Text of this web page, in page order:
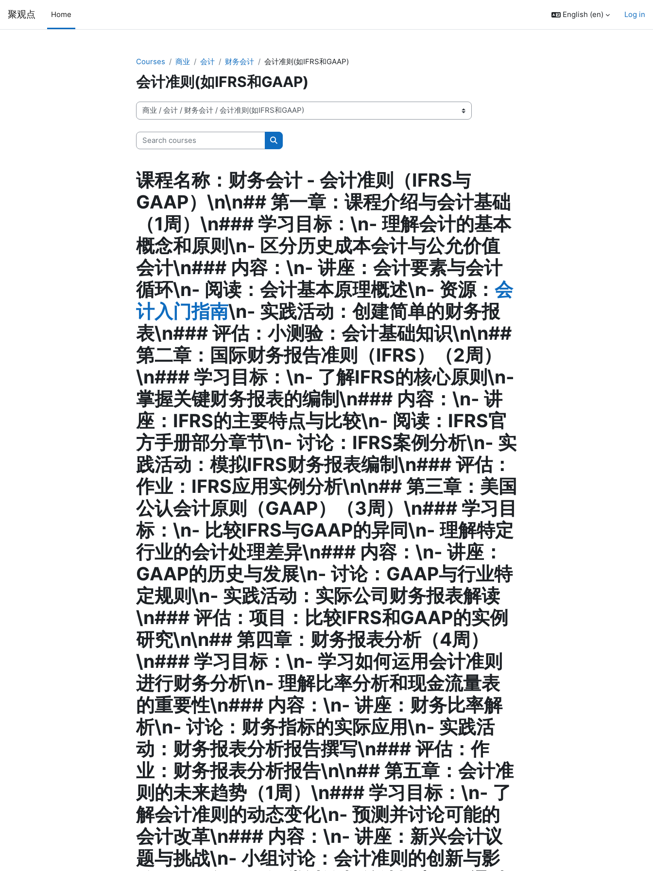
聚观点 Home English ‎(en)‎ Log in
Courses 商业 会计 财务会计 会计准则(如IFRS和GAAP)
会计准则(如IFRS和GAAP)
Course categories
Search courses
Search courses
课程名称：财务会计 - 会计准则（IFRS与
GAAP）\n\n## 第一章：课程介绍与会计基础
（1周）\n### 学习目标：\n- 理解会计的基本
概念和原则\n- 区分历史成本会计与公允价值
会计\n### 内容：\n- 讲座 ：会计要素与会计
循环\n- 阅读 ：会计基本原理概述\n- 资源： 会
计入门指南\n- 实践活动 ：创建简单的财务报
表\n### 评估：小测验：会计基础知识\n\n##
第二章：国际财务报告准则（IFRS）（2周）
\n### 学习目标：\n- 了解IFRS的核心原则\n-
掌握关键财务报表的编制\n### 内容：\n- 讲
座 ：IFRS的主要特点与比较\n- 阅读 ：IFRS官
方手册部分章节\n- 讨论：IFRS案例分析\n- 实
践活动 ：模拟IFRS财务报表编制\n### 评估：
作业：IFRS应用实例分析\n\n## 第三章：美国
公认会计原则（GAAP）（3周）\n### 学习目
标：\n- 比较IFRS与GAAP的异同\n- 理解特定
行业的会计处理差异\n### 内容：\n- 讲座 ：
GAAP的历史与发展\n- 讨论：GAAP与行业特
定规则\n- 实践活动 ：实际公司财务报表解读
\n### 评估：项目：比较IFRS和GAAP的实例
研究\n\n## 第四章：财务报表分析（4周）
\n### 学习目标：\n- 学习如何运用会计准则
进行财务分析\n- 理解比率分析和现金流量表
的重要性\n### 内容：\n- 讲座 ：财务比率解
析\n- 讨论：财务指标的实际应用\n- 实践活
动 ：财务报表分析报告撰写\n### 评估：作
业：财务报表分析报告\n\n## 第五章：会计准
则的未来趋势（1周）\n### 学习目标：\n- 了
解会计准则的动态变化\n- 预测并讨论可能的
会计改革\n### 内容：\n- 讲座 ：新兴会计议
题与挑战\n- 小组讨论：会计准则的创新与影